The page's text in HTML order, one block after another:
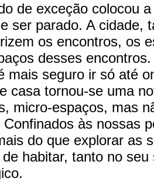
de exceção colocou
ser parado. A cidade,
os encontros, os
desses
mais seguro ir só até
casa tornou-se uma
micro-espaços, mas
Confinados às nossas
do que explorar as
habitar, tanto no